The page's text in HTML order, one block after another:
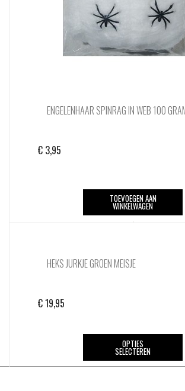
ENGELENHAAR SPINRAG IN WEB 100
€ 3,95
TOEVOEGEN AAN
WINKELWAGEN
HEKS JURKJE GROEN MEISJE
€19,95
OPTIES
SELECTEREN